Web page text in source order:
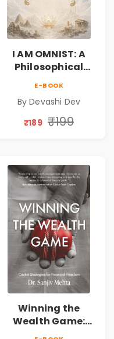
I AM OMNIST: A
Philosophical
Consciousness,
Spirituality,
E-BOOK
By Devashi Dev
₹189 ₹199
Winning the
Wealth Game: